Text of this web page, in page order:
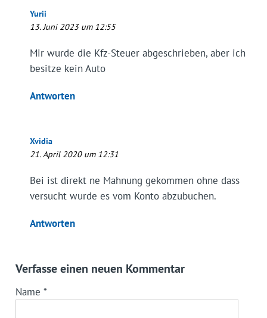
Yurii
13. Juni 2023 um 12:55
Mir wurde die Kfz-Steuer abgeschrieben, aber ich
besitze kein Auto
Antworten
Xvidia
21. April 2020 um 12:31
Bei ist direkt ne Mahnung gekommen ohne dass
versucht wurde es vom Konto abzubuchen.
Antworten
Verfasse einen neuen Kommentar
Name *